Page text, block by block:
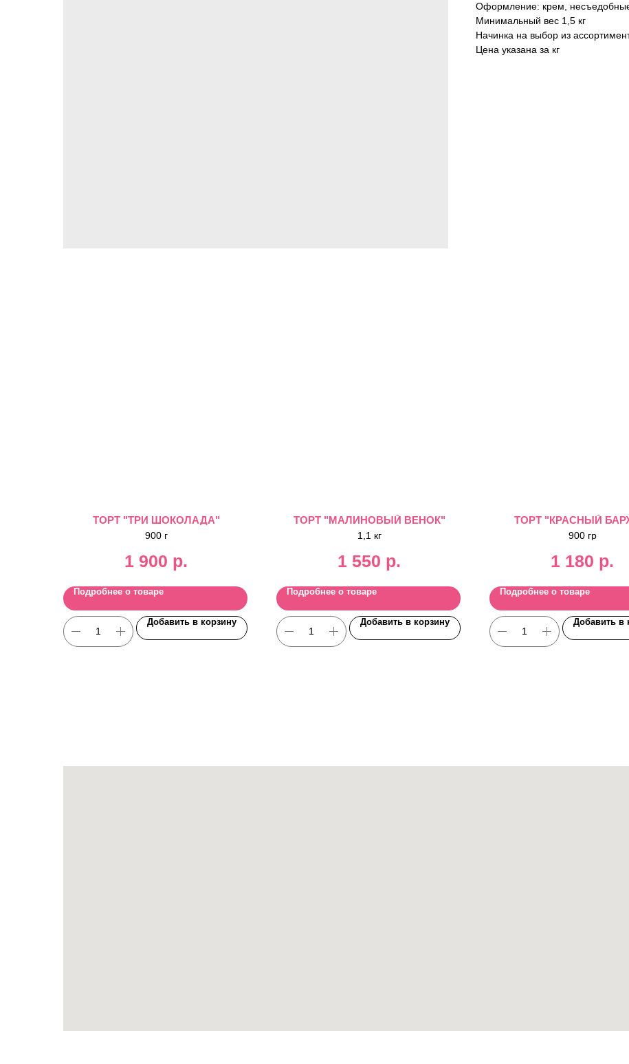
Оформление: крем, несъедобные
Минимальный вес 1,5 кг
Начинка на выбор из
Цена указана за кг
ТОРТ "ТРИ ШОКОЛАДА"
900 г
1 900 р.
Подробнее о товаре
Добавить в корзину
ТОРТ "МАЛИНОВЫЙ ВЕНОК"
1,1 кг
1 550 р.
Подробнее о товаре
Добавить в корзину
ТОРТ "КРАСНЫЙ
900 гр
1 180 р.
Подробнее о товаре
Добавить в